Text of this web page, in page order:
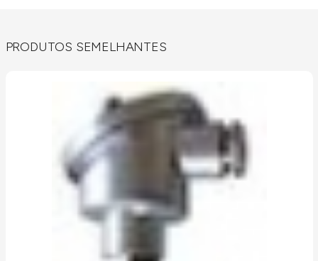
PRODUTOS SEMELHANTES